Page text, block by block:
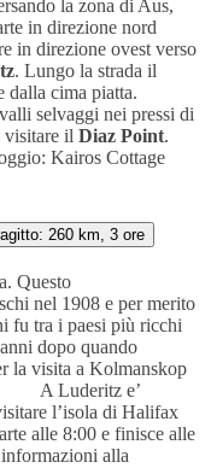
la zona di Aus,
in direzione nord
in direzione ovest verso
. Lungo la strada il
dalla cima piatta.
selvaggi nei pressi di
il Diaz Point.
Kairos Cottage
260 km, 3 ore
Questo
nel 1908 e per merito
fu tra i paesi più ricchi
dopo quando
la visita a Kolmanskop
e’
l’isola di Halifax
alle 8:00 e finisce alle
alla